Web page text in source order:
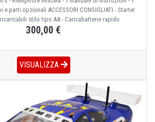
e parti opzionali ACCESSORI CONSIGLIATI - Starter
stilo tipo AA - Caricabatterie rapido
300,00 €
VISUALIZZA